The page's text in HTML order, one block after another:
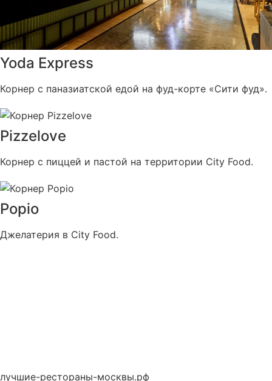
Yoda Express
Корнер с паназиатской едой на фуд-корте «Сити фуд».
Pizzelove
Корнер с пиццей и пастой на территории City Food.
Popio
Джелатерия в City Food.
лучшие-рестораны-москвы.рф